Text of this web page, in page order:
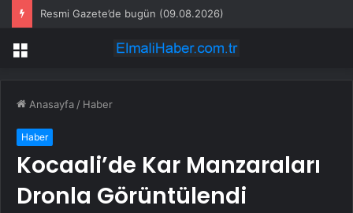
Resmi Gazete’de bugün (09.08.2026)
Menü
Anasayfa / Haber
Haber
Kocaali’de Kar Manzaraları
Dronla Görüntülendi